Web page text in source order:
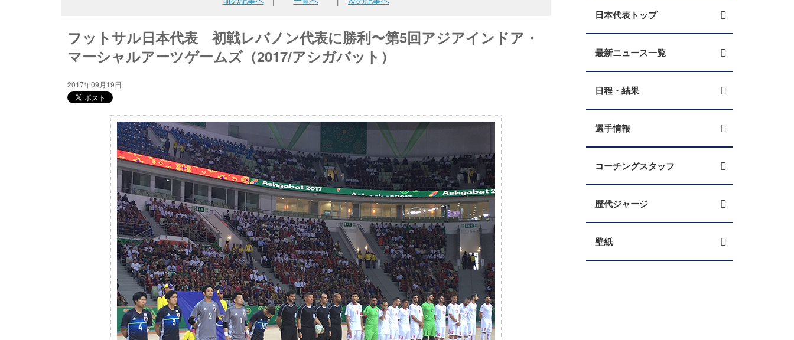
フットサル日本代表 初戦レバノン代表に勝利〜第5回アジアインドア・
マーシャルアーツゲームズ（2017/アシガバット）
2017年09月19日
日本代表トップ
最新ニュース一覧
日程・結果
選手情報
コーチングスタッフ
歴代ジャージ
壁紙